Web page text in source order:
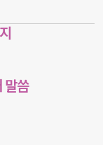
말씀